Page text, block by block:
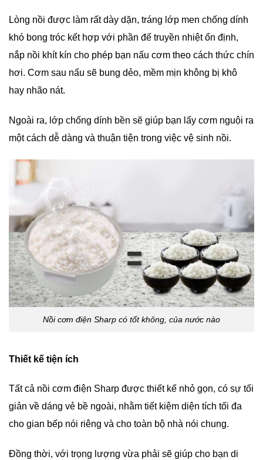
Lòng nồi được làm rất dày dặn, tráng lớp men chống dính
khó bong tróc kết hợp với phần đế truyền nhiệt ổn định,
nắp nồi khít kín cho phép bạn nấu cơm theo cách thức chín
hơi. Cơm sau nấu sẽ bung dẻo, mềm mịn không bị khô
hay nhão nát.
Ngoài ra, lớp chống dính bền sẽ giúp bạn lấy cơm nguội ra
một cách dễ dàng và thuận tiện trong việc vệ sinh nồi.
Nồi cơm điện Sharp có tốt không, của nước nào
Thiết kế tiện ích
Tất cả nồi cơm điện Sharp được thiết kế nhỏ gọn, có sự tối
giản về dáng vẻ bề ngoài, nhằm tiết kiệm diện tích tối đa
cho gian bếp nói riêng và cho toàn bộ nhà nói chung.
Đồng thời, với trọng lượng vừa phải sẽ giúp cho bạn di